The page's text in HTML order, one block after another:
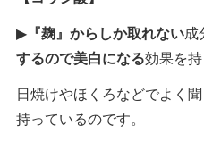
▶︎ 『麹』からしか取れない成
するので美白になる効果を持
日焼けやほくろなどでよく
持っているのです。